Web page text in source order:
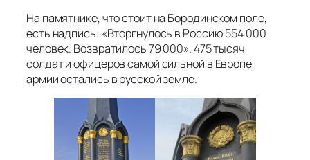
На памятнике, что стоит на Бородинском поле,
есть надпись: «Вторгнулось в Россию 554 000
человек. Возвратилось 79 000». 475 тысяч
солдат и офицеров самой сильной в Европе
армии остались в русской земле.